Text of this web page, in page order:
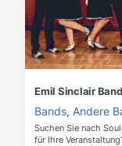
Emil Sinclair Band
Bands, Andere
Suchen Sie nach
für Ihre